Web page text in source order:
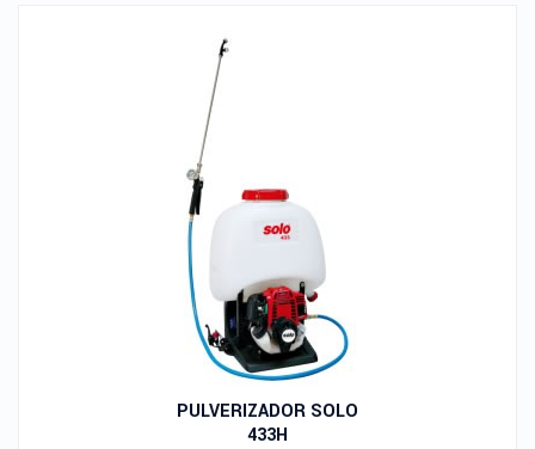
PULVERIZADOR SOLO
433H